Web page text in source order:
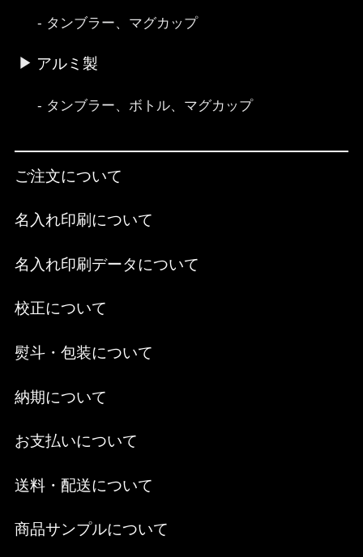
タンブラー、マグカップ
アルミ製
タンブラー、ボトル、マグカップ
ご注文について
名入れ印刷について
名入れ印刷データについて
校正について
熨斗・包装について
納期について
お支払いについて
送料・配送について
商品サンプルについて